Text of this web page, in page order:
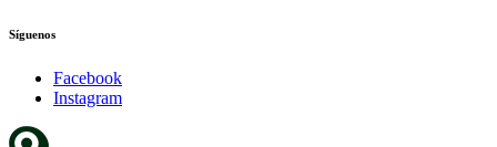
Síguenos
Facebook
Instagram